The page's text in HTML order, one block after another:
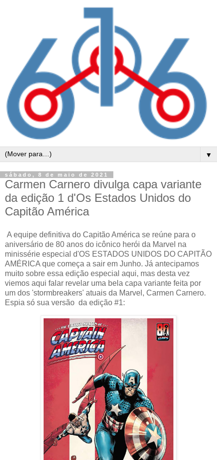
▼
sábado, 8 de maio de 2021
Carmen Carnero divulga capa variante
da edição 1 d'Os Estados Unidos do
Capitão América
A equipe definitiva do Capitão América se reúne para o
aniversário de 80 anos do icônico herói da Marvel na
minissérie especial d'OS ESTADOS UNIDOS DO CAPITÃO
AMÉRICA que começa a sair em Junho. Já antecipamos
muito sobre essa edição especial aqui, mas desta vez
viemos aqui falar revelar uma bela capa variante feita por
um dos 'stormbreakers' atuais da Marvel, Carmen Carnero.
Espia só sua versão da edição #1: